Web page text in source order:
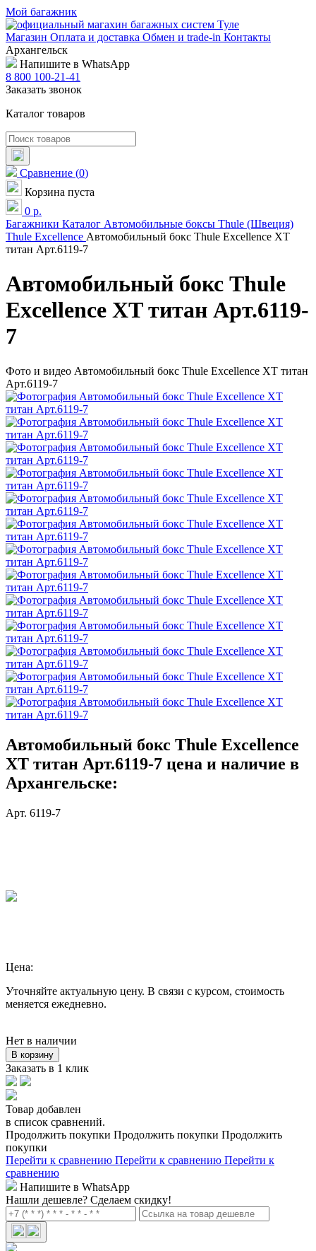
Мой багажник
Магазин Оплата и доставка Обмен и trade-in Контакты
Архангельск
Напишите в WhatsApp
8 800 100-21-41
Заказать звонок
Каталог товаров
Сравнение (0)
Корзина пуста
0 р.
Багажники Каталог Автомобильные боксы Thule (Швеция)
Thule Excellence Автомобильный бокс Thule Excellence XT
титан Арт.6119-7
Автомобильный бокс Thule
Excellence XT титан Арт.6119-
7
Фото и видео Автомобильный бокс Thule Excellence XT титан
Арт.6119-7
Автомобильный бокс Thule Excellence
XT титан Арт.6119-7 цена и наличие в
Архангельске:
Арт. 6119-7
Цена:
Уточняйте актуальную цену. В связи с курсом, стоимость
меняется ежедневно.
Нет в наличии
В корзину
Заказать в 1 клик
Товар добавлен
в список сравнений.
Продолжить покупки Продолжить покупки Продолжить
покупки
Перейти к сравнению Перейти к сравнению Перейти к
сравнению
Напишите в WhatsApp
Нашли дешевле? Сделаем скидку!